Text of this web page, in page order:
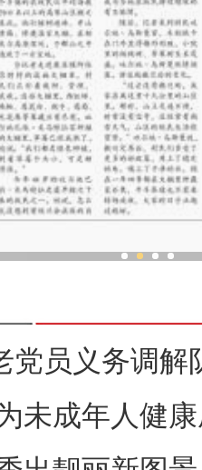
党员义务调
未成年人健